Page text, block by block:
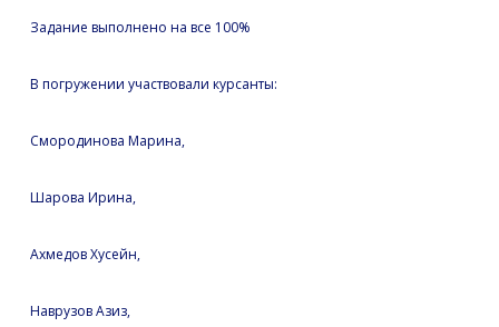
Задание выполнено на все 100%
В погружении участвовали курсанты:
Смородинова Марина,
Шарова Ирина,
Ахмедов Хусейн,
Наврузов Азиз,